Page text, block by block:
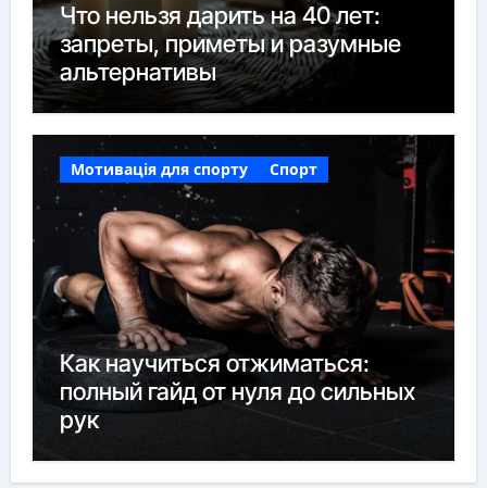
Что нельзя дарить на 40 лет:
запреты, приметы и разумные
альтернативы
Мотивація для спорту Спорт
Как научиться отжиматься:
полный гайд от нуля до сильных
рук